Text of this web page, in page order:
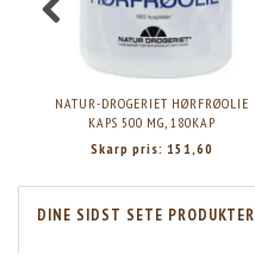
NATUR-DROGERIET HØRFRØOLIE
KAPS 500 MG, 180KAP
Skarp pris: 151,60
DINE SIDST SETE PRODUKTER